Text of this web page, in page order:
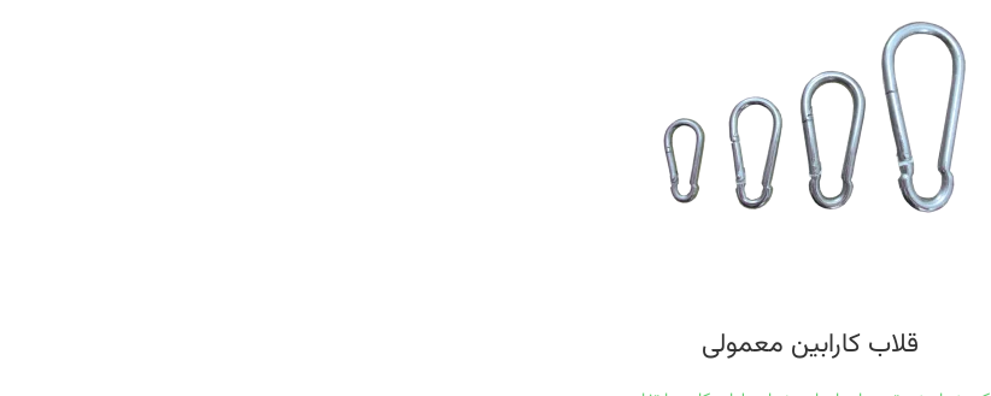
قلاب کارابین معمولی